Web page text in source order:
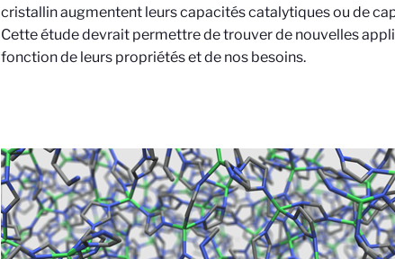
cristallin augmentent leurs capacités catalytiques ou de
Cette étude devrait permettre de trouver de nouvelles
fonction de leurs propriétés et de nos besoins.